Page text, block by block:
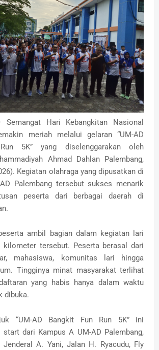
Semangat Hari Kebangkitan Nasional
meriah melalui gelaran “UM-AD
5K” yang diselenggarakan oleh
Ahmad Dahlan Palembang,
Kegiatan olahraga yang dipusatkan di
Palembang tersebut sukses menarik
peserta dari berbagai daerah di
ambil bagian dalam kegiatan lari
tersebut. Peserta berasal dari
mahasiswa, komunitas lari hingga
Tingginya minat masyarakat terlihat
yang habis hanya dalam waktu
dibuka.
“UM-AD Bangkit Fun Run 5K” ini
start dari Kampus A UM-AD Palembang,
A. Yani, Jalan H. Ryacudu, Fly